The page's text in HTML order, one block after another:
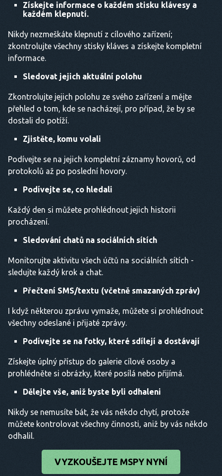
Získejte informace o každém stisku klávesy a
každém klepnutí.
Nikdy nezmeškáte klepnutí z cílového zařízení;
zkontrolujte všechny stisky kláves a získejte kompletní
informace.
Sledovat jejich aktuální polohu
Zkontrolujte jejich polohu ze svého zařízení a mějte
přehled o tom, kde se nacházejí, pro případ, že by se
dostali do potíží.
Zjistěte, komu volali
Podívejte se na jejich kompletní záznamy hovorů, od
protokolů až po poslední hovory.
Podívejte se, co hledali
Každý den si můžete prohlédnout jejich historii
procházení.
Sledování chatů na sociálních sítích
Monitorujte aktivitu všech účtů na sociálních sítích -
sledujte každý krok a chat.
Přečtení SMS/textu (včetně smazaných zpráv)
I když některou zprávu vymaže, můžete si prohlédnout
všechny odeslané i přijaté zprávy.
Podívejte se na fotky, které sdílejí a dostávají
Získejte úplný přístup do galerie cílové osoby a
prohlédněte si obrázky, které posílá nebo přijímá.
Dělejte vše, aniž byste byli odhaleni
Nikdy se nemusíte bát, že vás někdo chytí, protože
můžete kontrolovat všechny činnosti, aniž by vás někdo
odhalil.
VYZKOUŠEJTE MSPY NYNÍ